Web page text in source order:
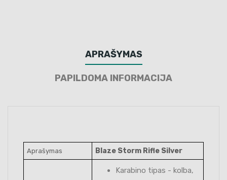
APRAŠYMAS
PAPILDOMA INFORMACIJA
Aprašymas Blaze Storm Rifle Silver
Karabino tipas - kolba,